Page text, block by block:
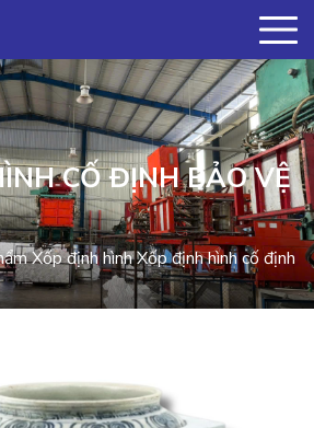
CỐ ĐỊNH BẢO VỆ
Xốp định hìnhXốp định hình cố định